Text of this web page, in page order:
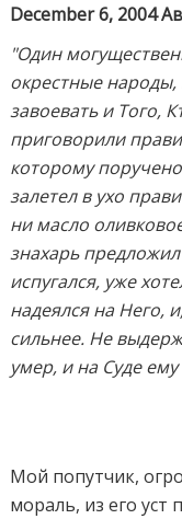
December 6, 2004
"Один
окрестные
завоевать и Того,
приговорили
которому
залетел в ухо
ни масло
знахарь
испугался, уже
надеялся на Него,
сильнее. Не
умер, и на Суде
Мой попутчик,
мораль, из его уст